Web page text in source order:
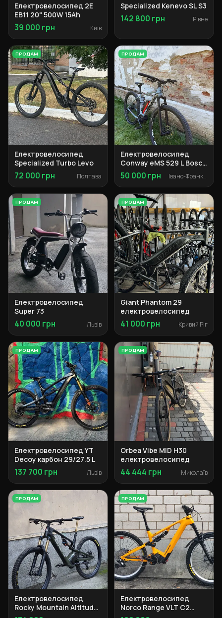
Електровелосипед 2E
EB11 20" 500W 15Ah
39 000 грн Київ
Specialized Kenevo SL S3
142 800 грн Рівне
ПРОДАМ
Електровелосипед
Specialized Turbo Levo
72 000 грн Полтава
ПРОДАМ
Електровелосипед
Conway eMS 529 L Bosch
Performance 500Wh
50 000 грн Івано-Франківськ
ПРОДАМ
Електровелосипед
Super 73
40 000 грн Львів
ПРОДАМ
Giant Phantom 29
електровелосипед
41 000 грн Кривий Ріг
ПРОДАМ
Електровелосипед YT
Decoy карбон 29/27.5 L
137 700 грн Львів
ПРОДАМ
Orbea Vibe MID H30
електровелосипед
44 444 грн Миколаїв
ПРОДАМ
Електровелосипед
Rocky Mountain Altitude
ПРОДАМ
Електровелосипед
Norco Range VLT C2